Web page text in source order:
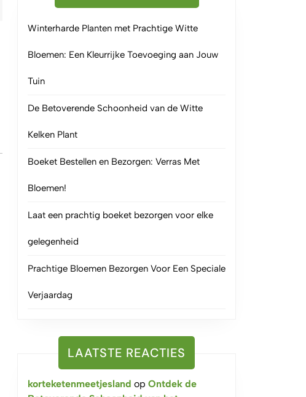
Winterharde Planten met Prachtige Witte
Bloemen: Een Kleurrijke Toevoeging aan Jouw
Tuin
De Betoverende Schoonheid van de Witte
Kelken Plant
Boeket Bestellen en Bezorgen: Verras Met
Bloemen!
Laat een prachtig boeket bezorgen voor elke
gelegenheid
Prachtige Bloemen Bezorgen Voor Een Speciale
Verjaardag
LAATSTE REACTIES
korteketenmeetjesland op Ontdek de